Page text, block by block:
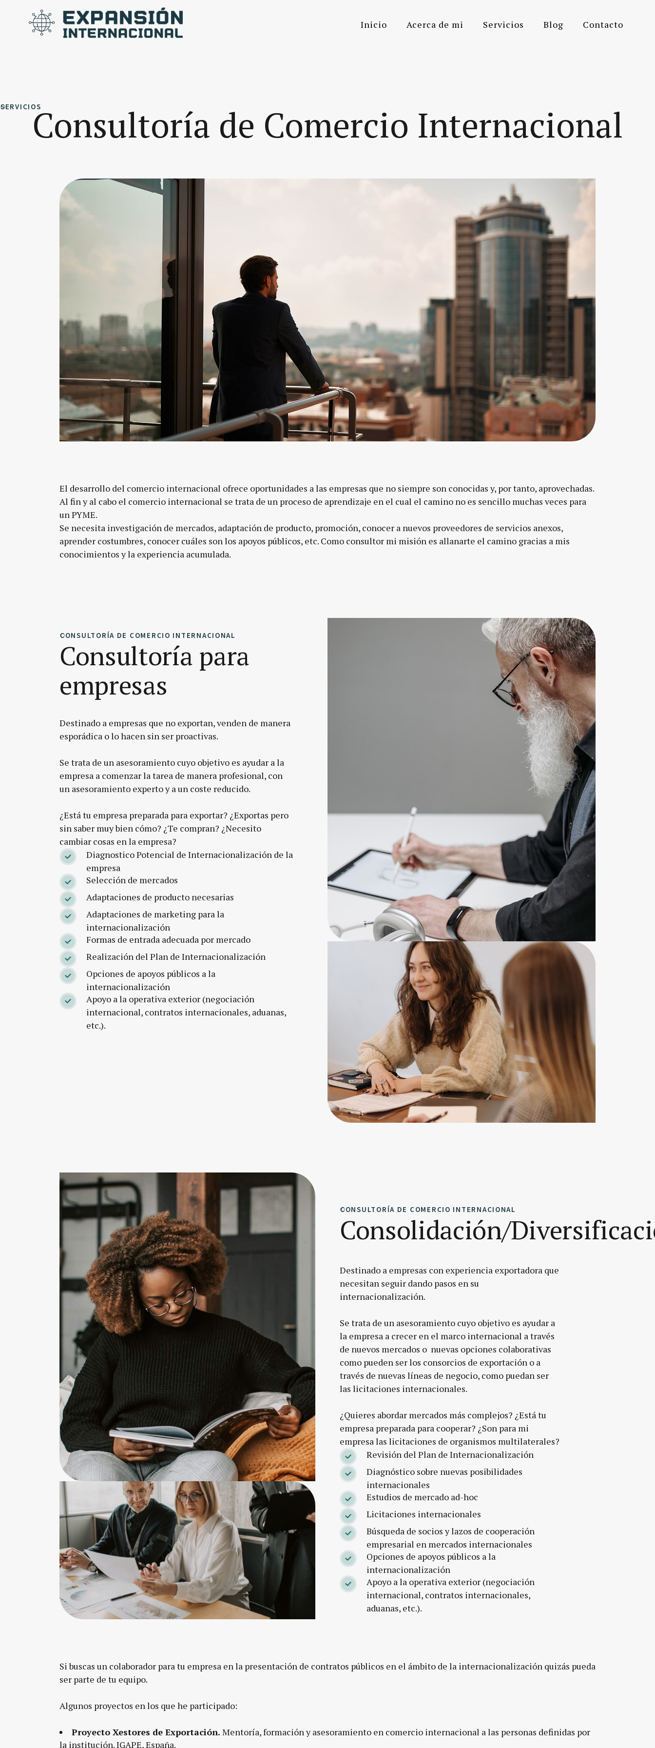
Inicio Acerca de mi Servicios Blog Contacto
SERVICIOSConsultoría de Comercio Internacional
El desarrollo del comercio internacional ofrece oportunidades a las empresas que no siempre son conocidas y, por tanto, aprovechadas.
Al fin y al cabo el comercio internacional se trata de un proceso de aprendizaje en el cual el camino no es sencillo muchas veces para
un PYME.
Se necesita investigación de mercados, adaptación de producto, promoción, conocer a nuevos proveedores de servicios anexos,
aprender costumbres, conocer cuáles son los apoyos públicos, etc. Como consultor mi misión es allanarte el camino gracias a mis
conocimientos y la experiencia acumulada.
CONSULTORÍA DE COMERCIO INTERNACIONAL
Consultoría para
empresas
Destinado a empresas que no exportan, venden de manera
esporádica o lo hacen sin ser proactivas.
Se trata de un asesoramiento cuyo objetivo es ayudar a la
empresa a comenzar la tarea de manera profesional, con
un asesoramiento experto y a un coste reducido.
¿Está tu empresa preparada para exportar? ¿Exportas pero
sin saber muy bien cómo? ¿Te compran? ¿Necesito
cambiar cosas en la empresa?
Diagnostico Potencial de Internacionalización de la
empresa
Selección de mercados
Adaptaciones de producto necesarias
Adaptaciones de marketing para la
internacionalización
Formas de entrada adecuada por mercado
Realización del Plan de Internacionalización
Opciones de apoyos públicos a la
internacionalización
Apoyo a la operativa exterior (negociación
internacional, contratos internacionales, aduanas,
etc.).
CONSULTORÍA DE COMERCIO INTERNACIONAL
Consolidación/
Destinado a empresas con experiencia exportadora que
necesitan seguir dando pasos en su
internacionalización.
Se trata de un asesoramiento cuyo objetivo es ayudar a
la empresa a crecer en el marco internacional a través
de nuevos mercados o nuevas opciones colaborativas
como pueden ser los consorcios de exportación o a
través de nuevas líneas de negocio, como puedan ser
las licitaciones internacionales.
¿Quieres abordar mercados más complejos? ¿Está tu
empresa preparada para cooperar? ¿Son para mi
empresa las licitaciones de organismos multilaterales?
Revisión del Plan de Internacionalización
Diagnóstico sobre nuevas posibilidades
internacionales
Estudios de mercado ad-hoc
Licitaciones internacionales
Búsqueda de socios y lazos de cooperación
empresarial en mercados internacionales
Opciones de apoyos públicos a la
internacionalización
Apoyo a la operativa exterior (negociación
internacional, contratos internacionales,
aduanas, etc.).
Si buscas un colaborador para tu empresa en la presentación de contratos públicos en el ámbito de la internacionalización quizás pueda
ser parte de tu equipo.
Algunos proyectos en los que he participado:
Proyecto Xestores de Exportación. Mentoría, formación y asesoramiento en comercio internacional a las personas definidas por
la institución. IGAPE, España.